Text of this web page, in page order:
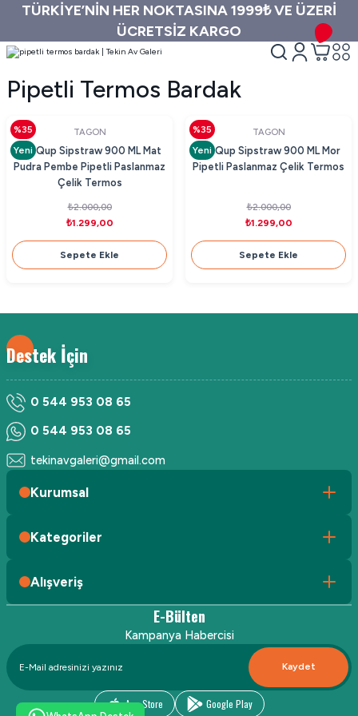
TÜRKİYE’NİN HER NOKTASINA 1999₺ VE ÜZERİ
ÜCRETSİZ KARGO
Pipetli Termos Bardak
%35
Yeni
TAGON
MiniQup Sipstraw 900 ML Mat
Pudra Pembe Pipetli Paslanmaz
Çelik Termos
₺2.000,00
₺1.299,00
Sepete Ekle
%35
Yeni
TAGON
MiniQup Sipstraw 900 ML Mor
Pipetli Paslanmaz Çelik Termos
₺2.000,00
₺1.299,00
Sepete Ekle
Destek İçin
0 544 953 08 65
0 544 953 08 65
tekinavgaleri@gmail.com
Kurumsal
Kategoriler
Alışveriş
E-Bülten
Kampanya Habercisi
Kaydet
App Store Google Play